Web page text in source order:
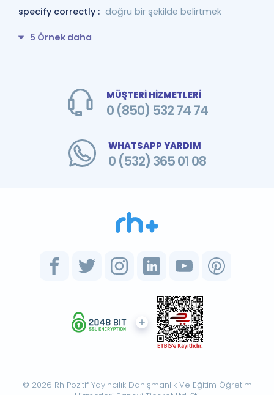
specify correctly : doğru bir şekilde belirtmek
5 Örnek daha
MÜŞTERİ HİZMETLERİ
0 (850) 532 74 74
WHATSAPP YARDIM
0 (532) 365 01 08
© 2026 Rh Pozitif Yayıncılık Danışmanlık Ve Eğitim Öğretim